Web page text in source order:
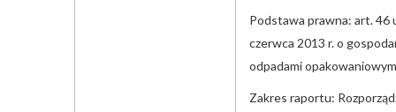
Podstawa prawna: art. 46
czerwca 2013 r. o
odpadami
Zakres raportu: